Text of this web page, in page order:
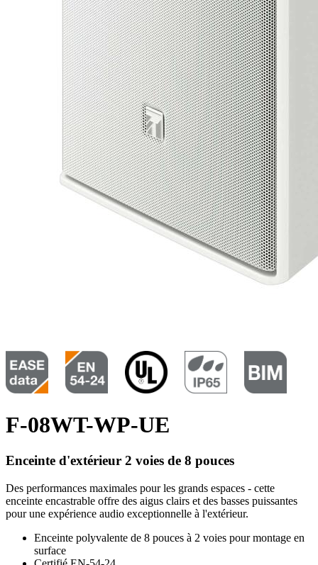
F-08WT-WP-UE
Enceinte d'extérieur 2 voies de 8 pouces
Des performances maximales pour les grands espaces - cette
enceinte encastrable offre des aigus clairs et des basses puissantes
pour une expérience audio exceptionnelle à l'extérieur.
Enceinte polyvalente de 8 pouces à 2 voies pour montage en
surface